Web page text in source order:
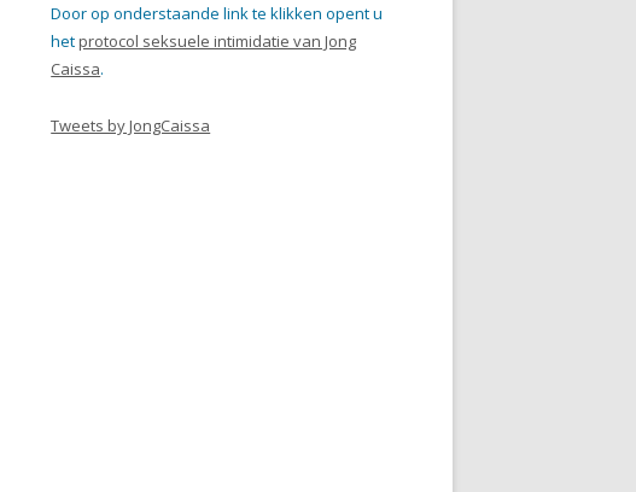
Door op onderstaande link te klikken opent u
hetprotocol seksuele intimidatie van Jong
Caissa.
Tweets by JongCaissa